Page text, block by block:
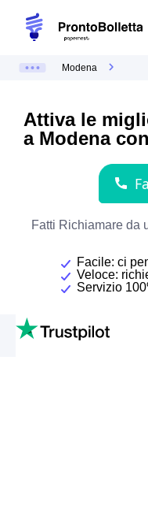
Modena